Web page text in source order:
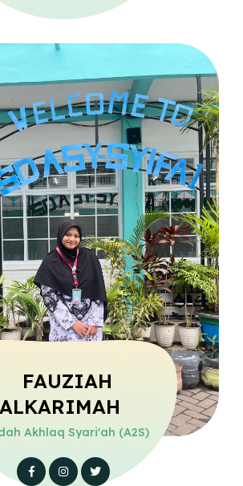
FAUZIAH
ALKARIMAH
Akhlaq Syari'ah (A2S)